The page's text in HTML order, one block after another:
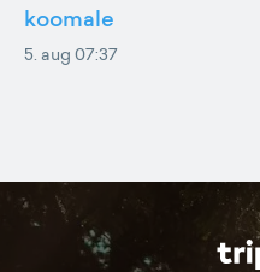
koomale
5. aug 07:37